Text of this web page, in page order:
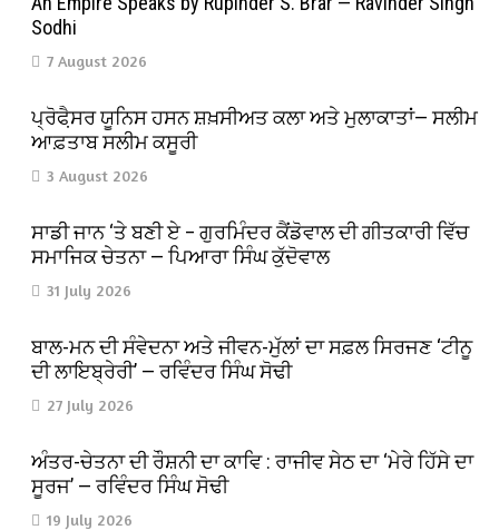
Sodhi
7 August 2026
ਪ੍ਰੋਫੈ਼ਸਰ ਯੂਨਿਸ ਹਸਨ ਸ਼ਖ਼ਸੀਅਤ ਕਲਾ ਅਤੇ ਮੁਲਾਕਾਤਾਂ— ਸਲੀਮ
ਆਫ਼ਤਾਬ ਸਲੀਮ ਕਸੂਰੀ
3 August 2026
ਸਾਡੀ ਜਾਨ ‘ਤੇ ਬਣੀ ਏ – ਗੁਰਮਿੰਦਰ ਕੈਂਡੋਵਾਲ ਦੀ ਗੀਤਕਾਰੀ ਵਿੱਚ
ਸਮਾਜਿਕ ਚੇਤਨਾ — ਪਿਆਰਾ ਸਿੰਘ ਕੁੱਦੋਵਾਲ
31 July 2026
ਬਾਲ-ਮਨ ਦੀ ਸੰਵੇਦਨਾ ਅਤੇ ਜੀਵਨ-ਮੁੱਲਾਂ ਦਾ ਸਫ਼ਲ ਸਿਰਜਣ ‘ਟੀਨੂ
ਦੀ ਲਾਇਬ੍ਰੇਰੀ’ — ਰਵਿੰਦਰ ਸਿੰਘ ਸੋਢੀ
27 July 2026
ਅੰਤਰ-ਚੇਤਨਾ ਦੀ ਰੌਸ਼ਨੀ ਦਾ ਕਾਵਿ : ਰਾਜੀਵ ਸੇਠ ਦਾ ‘ਮੇਰੇ ਹਿੱਸੇ ਦਾ
ਸੂਰਜ’ — ਰਵਿੰਦਰ ਸਿੰਘ ਸੋਢੀ
19 July 2026